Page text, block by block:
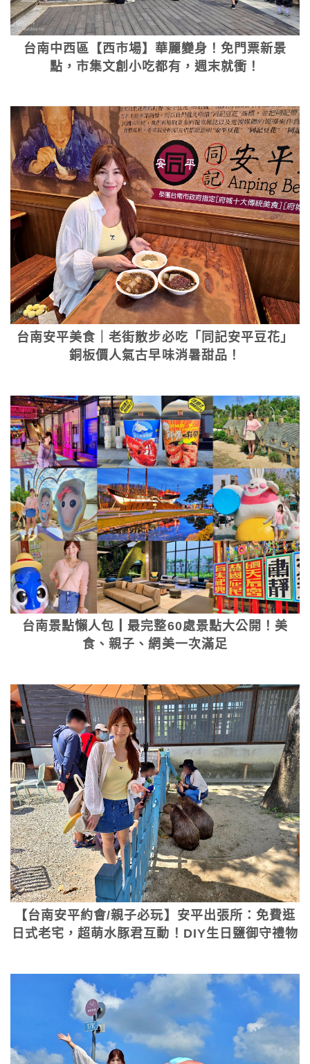
台南中西區【西市場】華麗變身！免門票新景
點，市集文創小吃都有，週末就衝！
台南安平美食｜老街散步必吃「同記安平豆花」
銅板價人氣古早味消暑甜品！
台南景點懶人包┃最完整60處景點大公開！美
食、親子、網美一次滿足
【台南安平約會/親子必玩】安平出張所：免費逛
日式老宅，超萌水豚君互動！DIY生日鹽御守禮物